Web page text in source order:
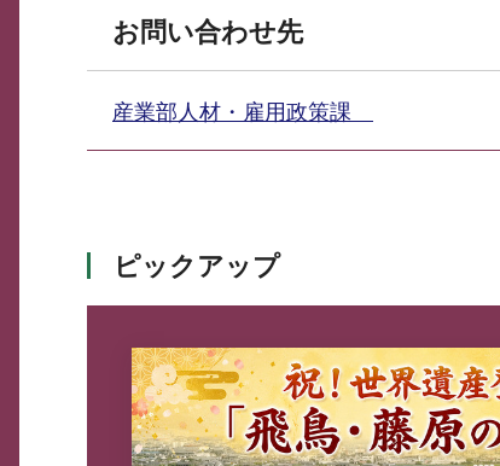
お問い合わせ先
産業部人材・雇用政策課
ピックアップ